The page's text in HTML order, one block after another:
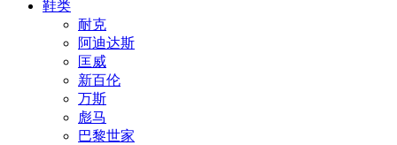
鞋类
耐克
阿迪达斯
匡威
新百伦
万斯
彪马
巴黎世家